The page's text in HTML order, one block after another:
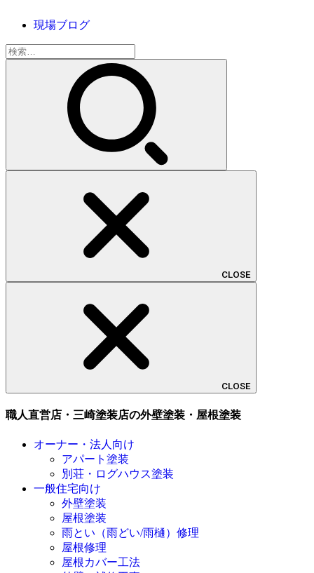
現場ブログ
検
索:
CLOSE
CLOSE
職人直営店・三崎塗装店の外壁塗装・屋根塗装
オーナー・法人向け
アパート塗装
別荘・ログハウス塗装
一般住宅向け
外壁塗装
屋根塗装
雨とい（雨どい/雨樋）修理
屋根修理
屋根カバー工法